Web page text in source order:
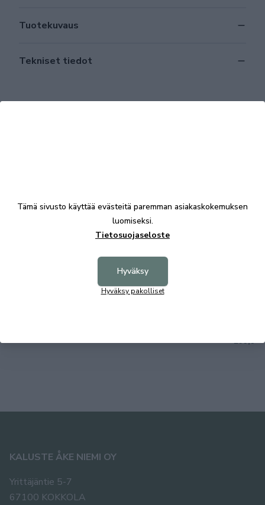
Tuotekuvaus
Tekniset tiedot
199,00
KALUSTE ÅKE NIEMI OY
Yrittäjäntie 5-7
67100 KOKKOLA
Tämä sivusto käyttää evästeitä paremman asiakaskokemuksen
luomiseksi.
Tietosuojaseloste
Hyväksy
Hyväksy pakolliset